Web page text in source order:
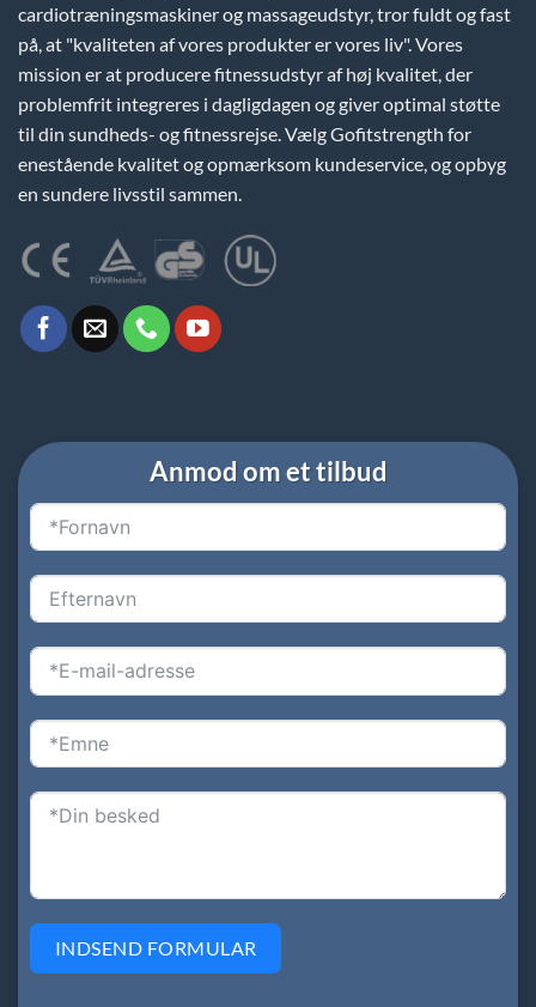
cardiotræningsmaskiner og massageudstyr, tror fuldt og fast
på, at "kvaliteten af vores produkter er vores liv". Vores
mission er at producere fitnessudstyr af høj kvalitet, der
problemfrit integreres i dagligdagen og giver optimal støtte
til din sundheds- og fitnessrejse. Vælg Gofitstrength for
enestående kvalitet og opmærksom kundeservice, og opbyg
en sundere livsstil sammen.
Anmod om et tilbud
INDSEND FORMULAR